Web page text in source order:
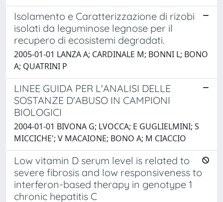
Isolamento e Caratterizzazione di rizobi
isolati da leguminose legnose per il
recupero di ecosistemi degradati.
2005-01-01 LANZA A; CARDINALE M; BONNI L; BONO
A; QUATRINI P
LINEE GUIDA PER L'ANALISI DELLE
SOSTANZE D'ABUSO IN CAMPIONI
BIOLOGICI
2004-01-01 BIVONA G; LVOCCA; E GUGLIELMINI; S
MICCICHE'; V MACAIONE; BONO A; M CIACCIO
Low vitamin D serum level is related to
severe fibrosis and low responsiveness to
interferon-based therapy in genotype 1
chronic hepatitis C